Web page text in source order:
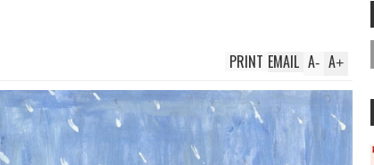
A+
A-
EMAIL
PRINT